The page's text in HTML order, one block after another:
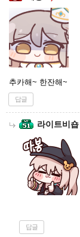
추카해~ 한잔해~
답글
라이트비숍
답글